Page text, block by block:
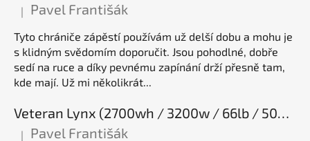
Hodnocení produktu je 5 z 5 hvězdiček.
| Pavel Františák
Tyto chrániče zápěstí používám už delší dobu a mohu je
s klidným svědomím doporučit. Jsou pohodlné, dobře
sedí na ruce a díky pevnému zapínání drží přesně tam,
kde mají. Už mi několikrát...
Veteran Lynx (2700wh / 3200w / 66lb / 50E), elektrická jednokolka
| Pavel Františák